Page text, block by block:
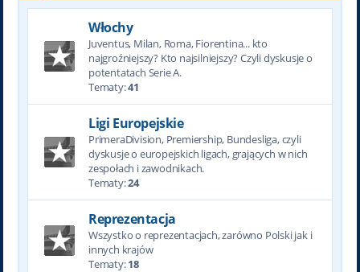
Włochy
Juventus, Milan, Roma, Fiorentina... kto
najgroźniejszy? Kto najsilniejszy? Czyli dyskusje o
potentatach Serie A.
Tematy:41
Ligi Europejskie
PrimeraDivision, Premiership, Bundesliga, czyli
dyskusje o europejskich ligach, grających w nich
zespołach i zawodnikach.
Tematy:24
Reprezentacja
Wszystko o reprezentacjach, zarówno Polski jak i
innych krajów
Tematy:18